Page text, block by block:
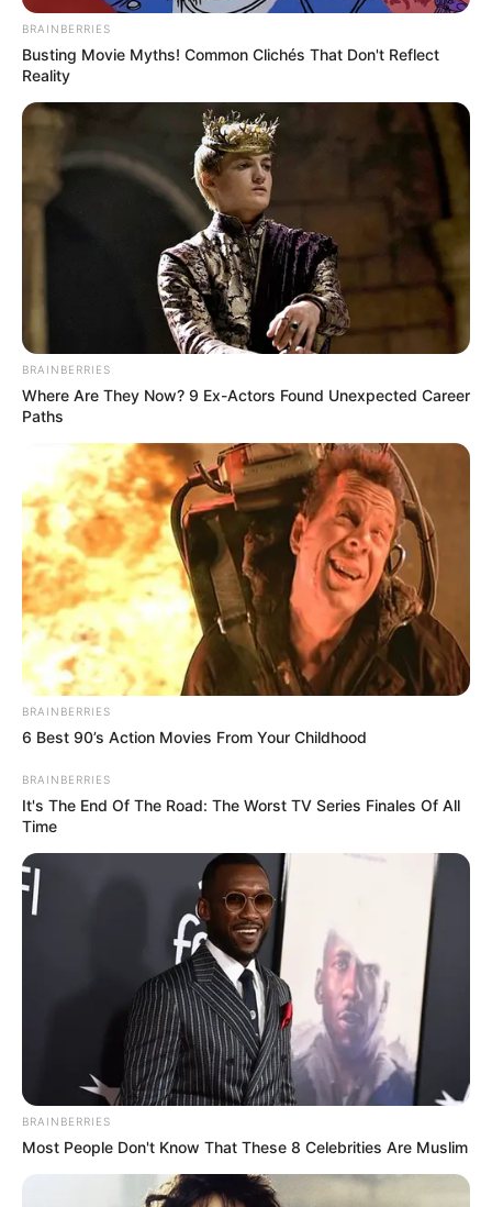
BRAINBERRIES
Busting Movie Myths! Common Clichés That Don't Reflect
Reality
BRAINBERRIES
Where Are They Now? 9 Ex-Actors Found Unexpected Career
Paths
BRAINBERRIES
6 Best 90’s Action Movies From Your Childhood
BRAINBERRIES
It's The End Of The Road: The Worst TV Series Finales Of All
Time
BRAINBERRIES
Most People Don't Know That These 8 Celebrities Are Muslim